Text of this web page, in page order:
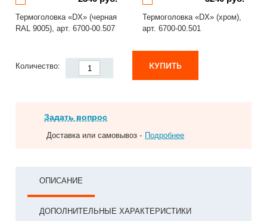
Термоголовка «DX» (черная
RAL 9005), арт. 6700-00.507
Термоголовка «DX» (хром),
арт. 6700-00.501
Количество: КУПИТЬ
Задать вопрос
Доставка или самовывоз - Подробнее
ОПИСАНИЕ
ДОПОЛНИТЕЛЬНЫЕ ХАРАКТЕРИСТИКИ